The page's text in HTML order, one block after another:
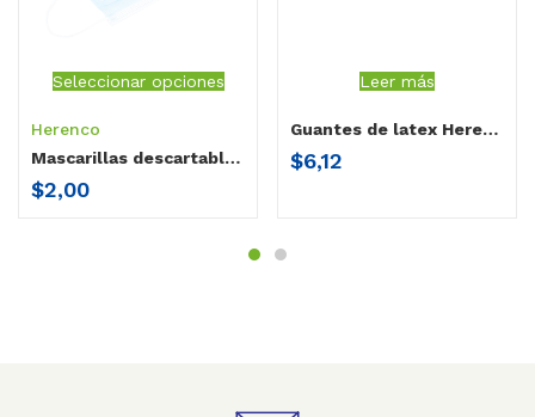
Seleccionar opciones
Herenco
Mascarillas descartables niños 6 a 12 años
$2,00
Leer más
Guantes de latex Herenco Pequeño
$6,12